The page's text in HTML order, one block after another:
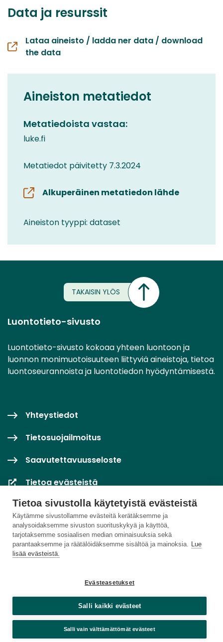
Tietoa sivustolla käytetyistä evästeistä
Käytämme sivustollamme evästeitä kerätäksemme ja
analysoidaksemme sivuston suorituskykyä ja käyttöä,
tarjotaksemme sosiaalisen median ominaisuuksia sekä
parantaaksemme ja räätälöidäksemme sisältöä ja mainoksia. Lue
lisää evästeistä.
Evästeasetukset
Salli kaikki evästeet
Salli vain välttämättömät evästeet
Data ja resurssit
Lataa aineisto / ladda ner data / download
the data
Aineiston metatiedot
Metatiedoista vastaa:
luke.fi
Metatiedot päivitetty 7.3.2024
Alkuperäinen metatiedon lähde
Aineiston tyyppi: dataset
TAKAISIN YLÖS
Luontotieto-sivusto
Luontotieto-sivusto kokoaa yhteen luontoon ja
luonnon monimuotoisuuteen liittyviä aineistoja, tietoa
luontoseurannoista ja luontotiedon hyödyntämisestä.
Yhteystiedot
Tietosuojailmoitus
Saavutettavuusseloste
Tietoa evästeistä
Evästeasetukset